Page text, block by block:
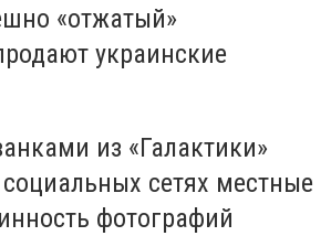
«отжатый»
украинские
из «Галактики»
сетях местные
фотографий